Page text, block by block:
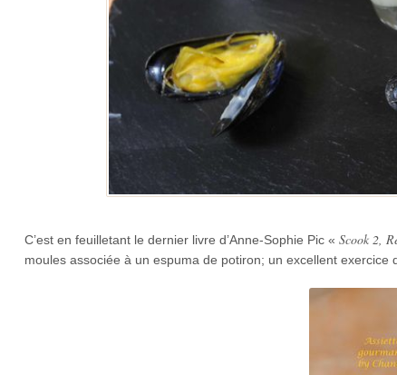
C’est en feuilletant le dernier livre d’Anne-Sophie Pic « Scook 2,
moules associée à un espuma de potiron; un excellent exercice